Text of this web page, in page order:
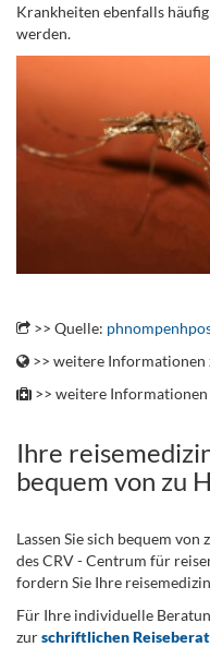
Krankheiten ebenfalls
werden.
>> Quelle:
>> weitere Informationen
>> weitere Informationen
Ihre
bequem von zu
Lassen Sie sich bequem
des CRV - Centrum für
fordern Sie Ihre
Für Ihre individuelle
zurschriftlichen